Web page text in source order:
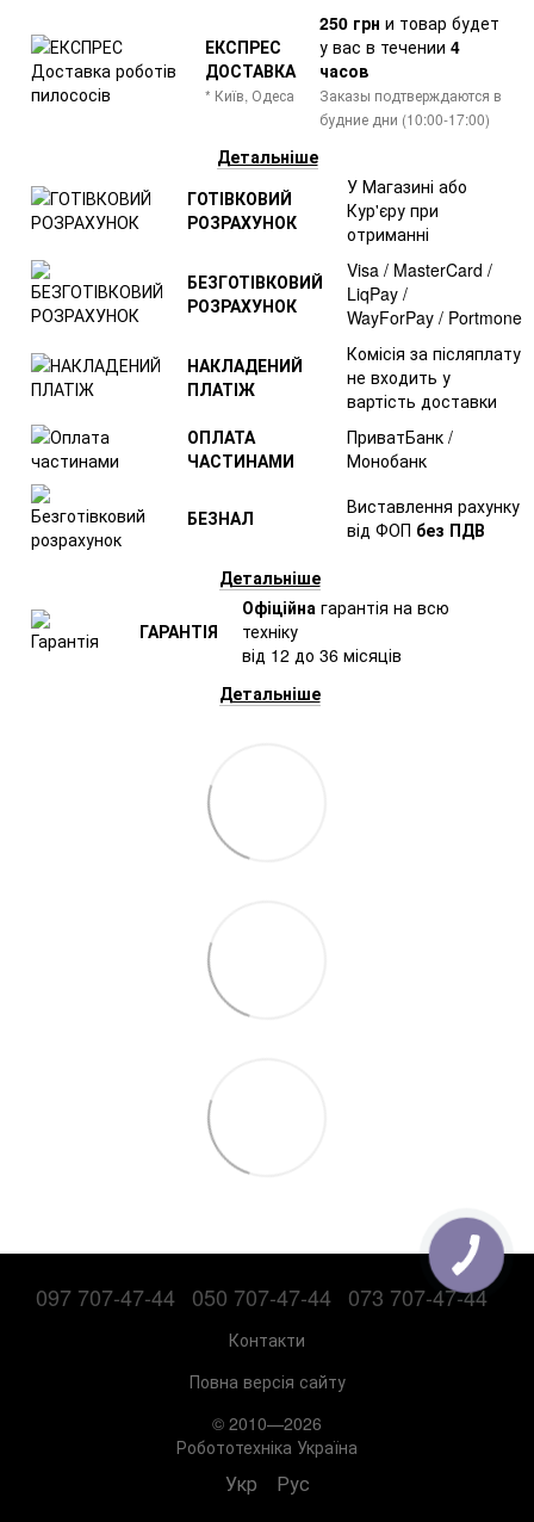
ЕКСПРЕС
ДОСТАВКА
* Київ, Одеса
250 грн и товар будет
у вас в течении 4
часов
Заказы подтверждаются в
будние дни (10:00-17:00)
Детальніше
ГОТІВКОВИЙ
РОЗРАХУНОК
У Магазині або
Кур'єру при
отриманні
БЕЗГОТІВКОВИЙ
РОЗРАХУНОК
Visa / MasterCard /
LiqPay /
WayForPay / Portmone
НАКЛАДЕНИЙ
ПЛАТІЖ
Комісія за післяплату
не входить у
вартість доставки
ОПЛАТА
ЧАСТИНАМИ
ПриватБанк /
Монобанк
БЕЗНАЛ
Виставлення рахунку
від ФОП без ПДВ
Детальніше
ГАРАНТІЯ
Офіційна гарантія на всю
техніку
від 12 до 36 місяців
Детальніше
097 707-47-44 050 707-47-44 073 707-47-44
Контакти
Повна версія сайту
© 2010—2026
Робототехніка Україна
Укр Рус